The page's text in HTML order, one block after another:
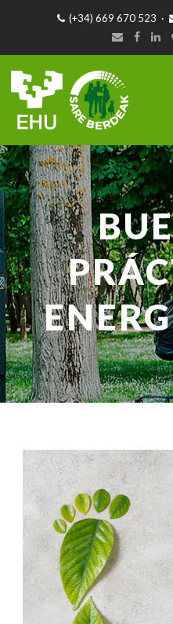
(+34) 669 670 523 ·